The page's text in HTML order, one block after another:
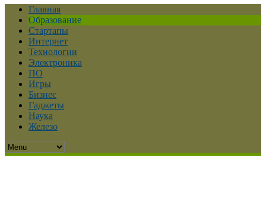
Главная
Образование
Стартапы
Интернет
Технологии
Электроника
ПО
Игры
Бизнес
Гаджеты
Наука
Железо